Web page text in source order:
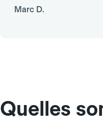
Marc D.
Quelles